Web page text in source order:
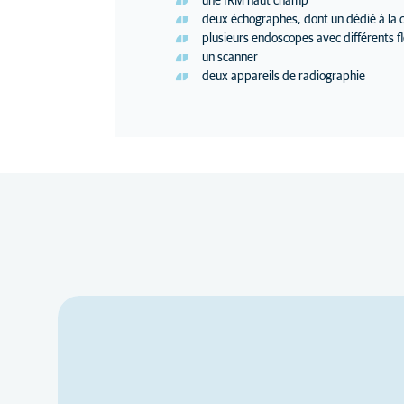
deux échographes, dont un dédié à la
plusieurs endoscopes avec différents
un scanner
deux appareils de radiographie